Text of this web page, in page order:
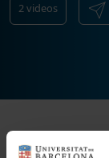
2videos
Sort